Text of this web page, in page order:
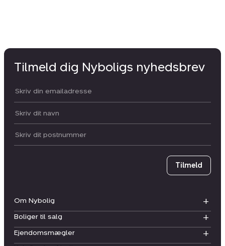
Om Nybolig
Boliger til salg
Ejendomsmægler
Tilmeld dig Nyboligs nyhedsbrev
Din email:
Dit navn:
Postnummer
Tilmeld